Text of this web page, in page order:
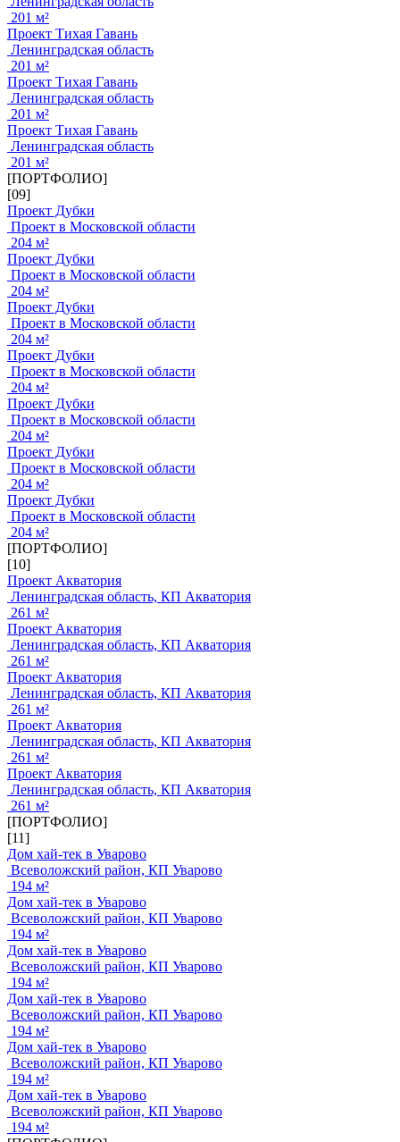
201 м²
Проект Тихая Гавань
Ленинградская область
201 м²
Проект Тихая Гавань
Ленинградская область
201 м²
Проект Тихая Гавань
Ленинградская область
201 м²
[ПОРТФОЛИО]
[09]
Проект Дубки
Проект в Московской области
204 м²
Проект Дубки
Проект в Московской области
204 м²
Проект Дубки
Проект в Московской области
204 м²
Проект Дубки
Проект в Московской области
204 м²
Проект Дубки
Проект в Московской области
204 м²
Проект Дубки
Проект в Московской области
204 м²
Проект Дубки
Проект в Московской области
204 м²
[ПОРТФОЛИО]
[10]
Проект Акватория
Ленинградская область, КП Акватория
261 м²
Проект Акватория
Ленинградская область, КП Акватория
261 м²
Проект Акватория
Ленинградская область, КП Акватория
261 м²
Проект Акватория
Ленинградская область, КП Акватория
261 м²
Проект Акватория
Ленинградская область, КП Акватория
261 м²
[ПОРТФОЛИО]
[11]
Дом хай-тек в Уварово
Всеволожский район, КП Уварово
194 м²
Дом хай-тек в Уварово
Всеволожский район, КП Уварово
194 м²
Дом хай-тек в Уварово
Всеволожский район, КП Уварово
194 м²
Дом хай-тек в Уварово
Всеволожский район, КП Уварово
194 м²
Дом хай-тек в Уварово
Всеволожский район, КП Уварово
194 м²
Дом хай-тек в Уварово
Всеволожский район, КП Уварово
194 м²